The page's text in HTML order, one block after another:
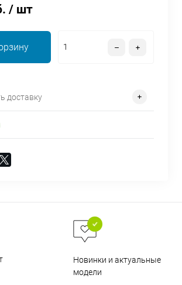
/ шт
доставку
Новинки и актуальные
модели
Остались вопросы?
8 800 302-02-51
plait.ru